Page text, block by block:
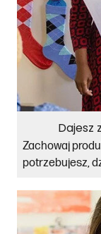
Dajesz
Zachowaj
potrzebujesz,